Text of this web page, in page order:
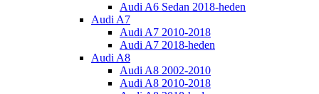
Audi A6 Sedan 2018-heden
Audi A7
Audi A7 2010-2018
Audi A7 2018-heden
Audi A8
Audi A8 2002-2010
Audi A8 2010-2018